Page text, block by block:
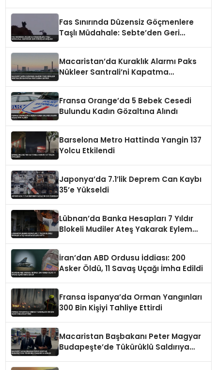
Fas Sınırında Düzensiz Göçmenlere
Taşlı Müdahale: Sebte’den Geri
Macaristan’da Kuraklık Alarmı Paks
Nükleer Santrali’ni Kapatma
Fransa Orange’da 5 Bebek Cesedi
Bulundu Kadın Gözaltına Alındı
Barselona Metro Hattinda Yangin 137
Yolcu Etkilendi
Japonya’da 7.1’lik Deprem Can Kaybı
35’e Yükseldi
Lübnan’da Banka Hesapları 7 Yıldır
Blokeli Mudiler Ateş Yakarak Eylem
İran’dan ABD Ordusu İddiası: 200
Asker Öldü, 11 Savaş Uçağı İmha Edildi
Fransa İspanya’da Orman Yangınları
300 Bin Kişiyi Tahliye Ettirdi
Macaristan Başbakanı Peter Magyar
Budapeşte’de Tükürüklü Saldırıya